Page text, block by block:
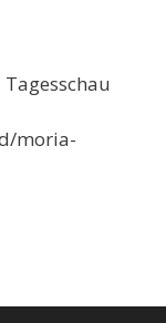
moria-